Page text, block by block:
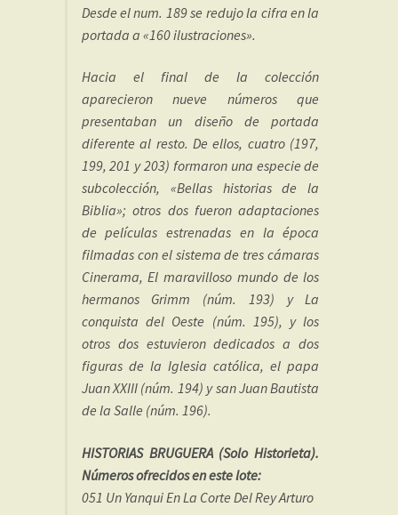
Desde el num. 189 se redujo la cifra en la
portada a «160 ilustraciones».
Hacia el final de la colección
aparecieron nueve números que
presentaban un diseño de portada
diferente al resto. De ellos, cuatro (197,
199, 201 y 203) formaron una especie de
subcolección, «Bellas historias de la
Biblia»; otros dos fueron adaptaciones
de películas estrenadas en la época
filmadas con el sistema de tres cámaras
Cinerama, El maravilloso mundo de los
hermanos Grimm (núm. 193) y La
conquista del Oeste (núm. 195), y los
otros dos estuvieron dedicados a dos
figuras de la Iglesia católica, el papa
Juan XXIII (núm. 194) y san Juan Bautista
de la Salle (núm. 196).
HISTORIAS BRUGUERA (Solo Historieta).
Números ofrecidos en este lote:
051 Un Yanqui En La Corte Del Rey Arturo